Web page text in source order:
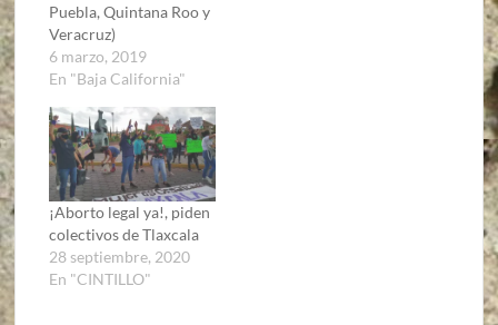
Puebla, Quintana Roo y
Veracruz)
6 marzo, 2019
En "Baja California"
¡Aborto legal ya!, piden
colectivos de Tlaxcala
28 septiembre, 2020
En "CINTILLO"